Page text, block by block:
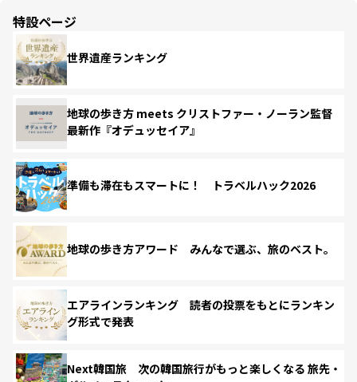
特設ページ
世界遺産ランキング
地球の歩き方 meets クリストファー・ノーラン監督
最新作『オデュッセイア』
準備も滞在もスマートに！ トラベルハック2026
地球の歩き方アワード みんなで選ぶ、旅のベスト。
エアラインランキング 読者の投票をもとにランキン
グ形式で発表
Next韓国旅 次の韓国旅行がもっと楽しくなる 旅先・